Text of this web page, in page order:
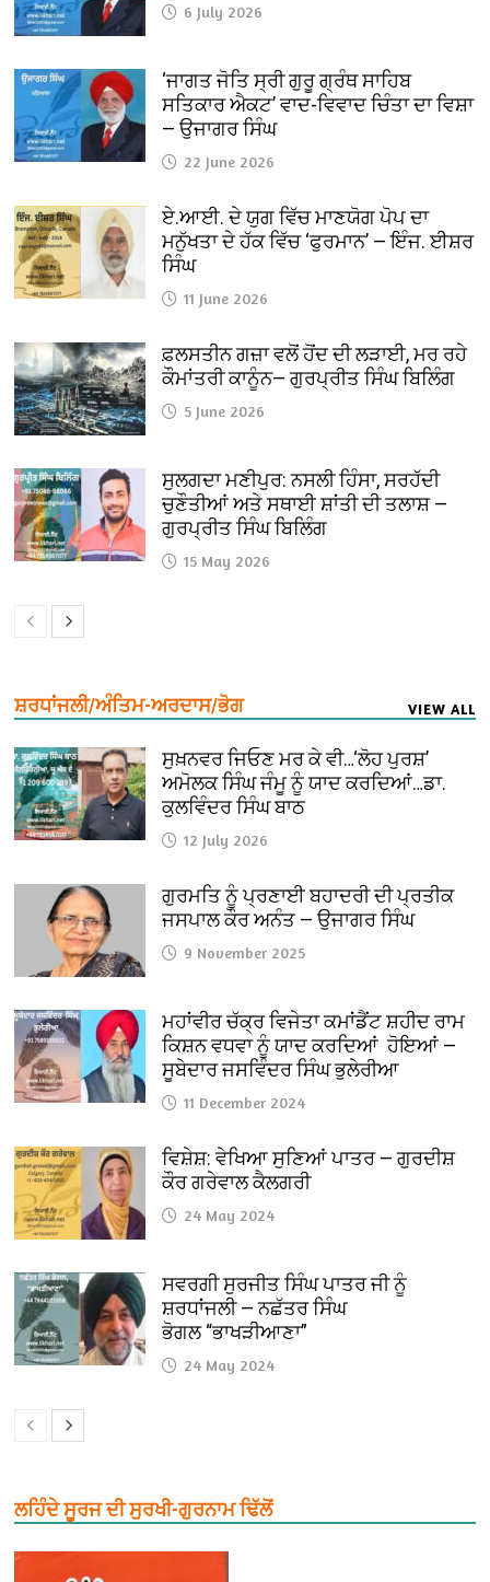
6 July 2026
‘ਜਾਗਤ ਜੋਤਿ ਸ੍ਰੀ ਗੁਰੂ ਗ੍ਰੰਥ ਸਾਹਿਬ
ਸਤਿਕਾਰ ਐਕਟ’ ਵਾਦ-ਵਿਵਾਦ ਚਿੰਤਾ ਦਾ ਵਿਸ਼ਾ
— ਉਜਾਗਰ ਸਿੰਘ
22 June 2026
ਏ.ਆਈ. ਦੇ ਯੁਗ ਵਿੱਚ ਮਾਣਯੋਗ ਪੋਪ ਦਾ
ਮਨੁੱਖਤਾ ਦੇ ਹੱਕ ਵਿੱਚ ‘ਫੁਰਮਾਨ’ — ਇੰਜ. ਈਸ਼ਰ
ਸਿੰਘ
11 June 2026
ਫ਼ਲਸਤੀਨ ਗਜ਼ਾ ਵਲੋਂ ਹੋਂਦ ਦੀ ਲੜਾਈ, ਮਰ ਰਹੇ
ਕੌਮਾਂਤਰੀ ਕਾਨੂੰਨ— ਗੁਰਪ੍ਰੀਤ ਸਿੰਘ ਬਿਲਿੰਗ
5 June 2026
ਸੁਲਗਦਾ ਮਣੀਪੁਰ: ਨਸਲੀ ਹਿੰਸਾ, ਸਰਹੱਦੀ
ਚੁਣੌਤੀਆਂ ਅਤੇ ਸਥਾਈ ਸ਼ਾਂਤੀ ਦੀ ਤਲਾਸ਼ —
ਗੁਰਪ੍ਰੀਤ ਸਿੰਘ ਬਿਲਿੰਗ
15 May 2026
ਸ਼ਰਧਾਂਜਲੀ/ਅੰਤਿਮ-ਅਰਦਾਸ/ਭੋਗ VIEW ALL
ਸੁਖ਼ਨਵਰ ਜਿਓਣ ਮਰ ਕੇ ਵੀ…‘ਲੋਹ ਪੁਰਸ਼’
ਅਮੋਲਕ ਸਿੰਘ ਜੰਮੂ ਨੂੰ ਯਾਦ ਕਰਦਿਆਂ…ਡਾ.
ਕੁਲਵਿੰਦਰ ਸਿੰਘ ਬਾਠ
12 July 2026
ਗੁਰਮਤਿ ਨੂੰ ਪ੍ਰਣਾਈ ਬਹਾਦਰੀ ਦੀ ਪ੍ਰਤੀਕ
ਜਸਪਾਲ ਕੌਰ ਅਨੰਤ — ਉਜਾਗਰ ਸਿੰਘ
9 November 2025
ਮਹਾਂਵੀਰ ਚੱਕ੍ਰ ਵਿਜੇਤਾ ਕਮਾਂਡੈਂਟ ਸ਼ਹੀਦ ਰਾਮ
ਕਿਸ਼ਨ ਵਧਵਾ ਨੂੰ ਯਾਦ ਕਰਦਿਆਂ ਹੋਇਆਂ —
ਸੂਬੇਦਾਰ ਜਸਵਿੰਦਰ ਸਿੰਘ ਭੁਲੇਰੀਆ
11 December 2024
ਵਿਸ਼ੇਸ਼: ਵੇਖਿਆ ਸੁਣਿਆਂ ਪਾਤਰ — ਗੁਰਦੀਸ਼
ਕੌਰ ਗਰੇਵਾਲ ਕੈਲਗਰੀ
24 May 2024
ਸਵਰਗੀ ਸੁਰਜੀਤ ਸਿੰਘ ਪਾਤਰ ਜੀ ਨੂੰ
ਸ਼ਰਧਾਂਜਲੀ — ਨਛੱਤਰ ਸਿੰਘ
ਭੋਗਲ “ਭਾਖੜੀਆਣਾ”
24 May 2024
ਲਹਿੰਦੇ ਸੂਰਜ ਦੀ ਸੁਰਖੀ-ਗੁਰਨਾਮ ਢਿੱਲੋਂ